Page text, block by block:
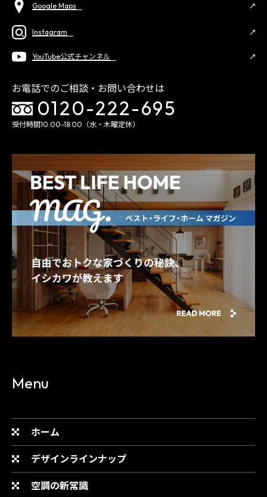
Google Maps
Instagram
YouTube公式チャンネル
お電話でのご相談・お問い合わせは
0120-222-695
受付時間10:00-18:00（水・木曜定休）
Menu
ホーム
デザインラインナップ
空調の新常識